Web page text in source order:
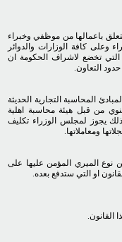
باعمالها من موظفي وخبراء
وعلى كافة الوزارات والدوائر
تخضع لاشراف الحكومة ان
التعاون.
المحاسبة التجارية الحديثة
من قبل هيئة محاسبة اهلية
ذلك يجوز لمجلس الوزراء تكليف
ومعاملاتها.
نوع الميري المؤمن عليها على
او التي ستدفع بعده.
القانون.